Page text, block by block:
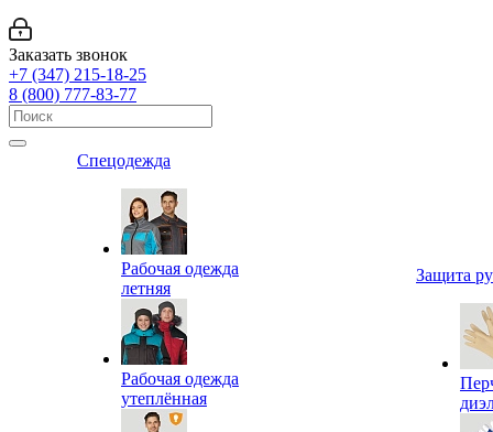
Заказать звонок
+7 (347) 215-18-25
8 (800) 777-83-77
Спецодежда
Рабочая одежда
летняя
Рабочая одежда
утеплённая
Защита